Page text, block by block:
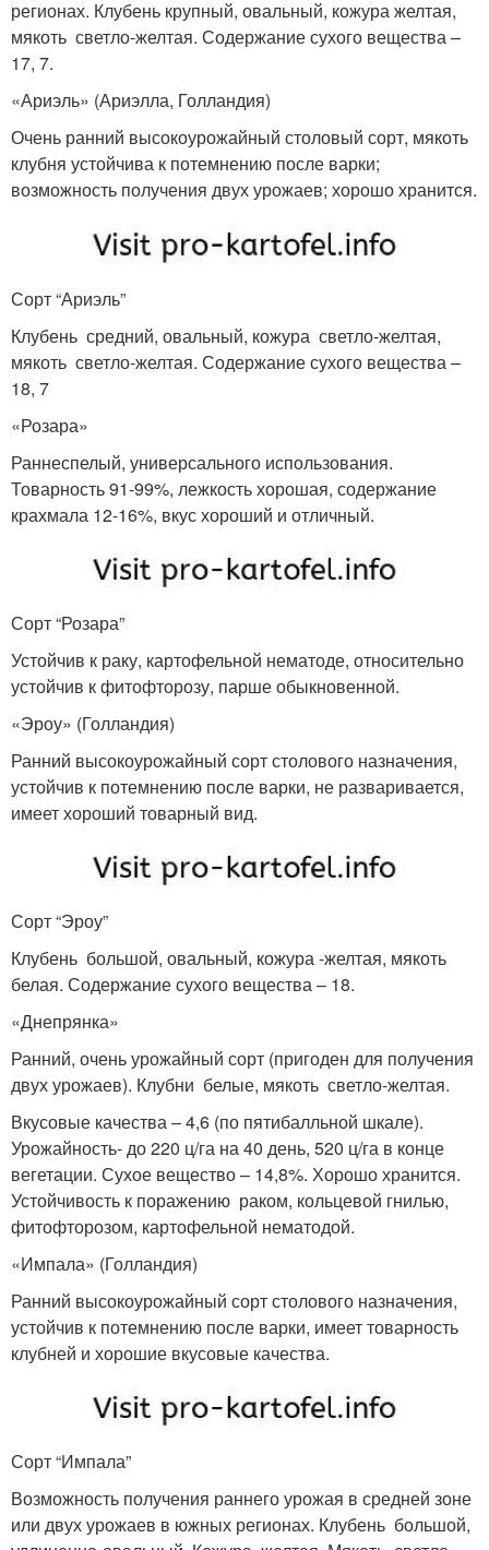
регионах. Клубень крупный, овальный, кожура желтая,
мякоть светло-желтая. Содержание сухого вещества –
17, 7.
«Ариэль» (Ариэлла, Голландия)
Очень ранний высокоурожайный столовый сорт, мякоть
клубня устойчива к потемнению после варки;
возможность получения двух урожаев; хорошо хранится.
Сорт “Ариэль”
Клубень средний, овальный, кожура светло-желтая,
мякоть светло-желтая. Содержание сухого вещества –
18, 7
«Розара»
Раннеспелый, универсального использования.
Товарность 91-99%, лежкость хорошая, содержание
крахмала 12-16%, вкус хороший и отличный.
Сорт “Розара”
Устойчив к раку, картофельной нематоде, относительно
устойчив к фитофторозу, парше обыкновенной.
«Эроу» (Голландия)
Ранний высокоурожайный сорт столового назначения,
устойчив к потемнению после варки, не разваривается,
имеет хороший товарный вид.
Сорт “Эроу”
Клубень большой, овальный, кожура -желтая, мякоть
белая. Содержание сухого вещества – 18.
«Днепрянка»
Ранний, очень урожайный сорт (пригоден для получения
двух урожаев). Клубни белые, мякоть светло-желтая.
Вкусовые качества – 4,6 (по пятибалльной шкале).
Урожайность- до 220 ц/га на 40 день, 520 ц/га в конце
вегетации. Сухое вещество – 14,8%. Хорошо хранится.
Устойчивость к поражению раком, кольцевой гнилью,
фитофторозом, картофельной нематодой.
«Импала» (Голландия)
Ранний высокоурожайный сорт столового назначения,
устойчив к потемнению после варки, имеет товарность
клубней и хорошие вкусовые качества.
Сорт “Импала”
Возможность получения раннего урожая в средней зоне
или двух урожаев в южных регионах. Клубень большой,